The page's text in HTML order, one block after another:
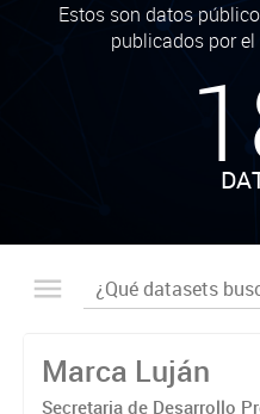
Estos son datos
publicados por
Marca Luján
Secretaria de Desarrollo